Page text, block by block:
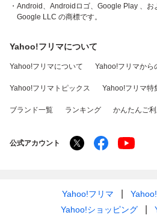
・Android、Androidロゴ、Google Play 、お
Google LLC の商標です。
Yahoo!フリマについて
Yahoo!フリマについて Yahoo!フリマから
Yahoo!フリマトピックス Yahoo!フリマ特
ブランド一覧 ランキング かんたんご
公式アカウント
Yahoo!フリマ
Yahoo!ショッピング